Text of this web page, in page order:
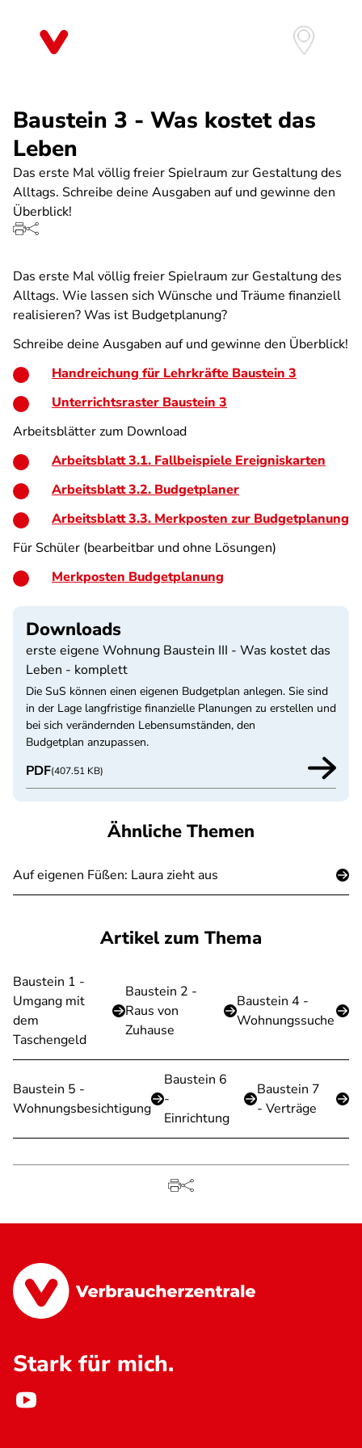
Baustein 3 - Was kostet das
Leben
Das erste Mal völlig freier Spielraum zur Gestaltung des
Alltags. Schreibe deine Ausgaben auf und gewinne den
Überblick!
Das erste Mal völlig freier Spielraum zur Gestaltung des
Alltags. Wie lassen sich Wünsche und Träume finanziell
realisieren? Was ist Budgetplanung?
Schreibe deine Ausgaben auf und gewinne den Überblick!
Handreichung für Lehrkräfte Baustein 3
Unterrichtsraster Baustein 3
Arbeitsblätter zum Download
Arbeitsblatt 3.1. Fallbeispiele Ereigniskarten
Arbeitsblatt 3.2. Budgetplaner
Arbeitsblatt 3.3. Merkposten zur Budgetplanung
Für Schüler (bearbeitbar und ohne Lösungen)
Merkposten Budgetplanung
Downloads
erste eigene Wohnung Baustein III - Was kostet das
Leben - komplett
Die SuS können einen eigenen Budgetplan anlegen. Sie sind
in der Lage langfristige finanzielle Planungen zu erstellen und
bei sich verändernden Lebensumständen, den
Budgetplan anzupassen.
PDF(407.51 KB)
Ähnliche Themen
Auf eigenen Füßen: Laura zieht aus
Artikel zum Thema
Baustein 1 -
Umgang mit
dem
Taschengeld
Baustein 2 -
Raus von
Zuhause
Baustein 4 -
Wohnungssuche
Baustein 5 -
Wohnungsbesichtigung
Baustein 6
-
Einrichtung
Baustein 7
- Verträge
Stark für mich.